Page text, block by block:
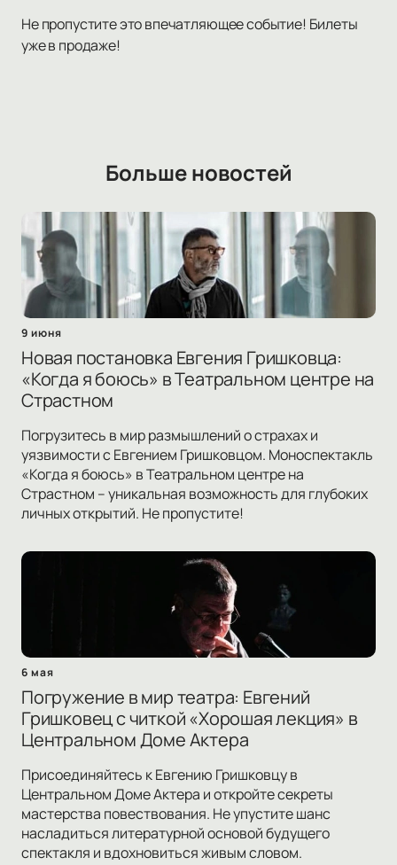
Не пропустите это впечатляющее событие! Билеты
уже в продаже!
Больше новостей
9 июня
Новая постановка Евгения Гришковца:
«Когда я боюсь» в Театральном центре на
Страстном
Погрузитесь в мир размышлений о страхах и
уязвимости с Евгением Гришковцом. Моноспектакль
«Когда я боюсь» в Театральном центре на
Страстном – уникальная возможность для глубоких
личных открытий. Не пропустите!
6 мая
Погружение в мир театра: Евгений
Гришковец с читкой «Хорошая лекция» в
Центральном Доме Актера
Присоединяйтесь к Евгению Гришковцу в
Центральном Доме Актера и откройте секреты
мастерства повествования. Не упустите шанс
насладиться литературной основой будущего
спектакля и вдохновиться живым словом.